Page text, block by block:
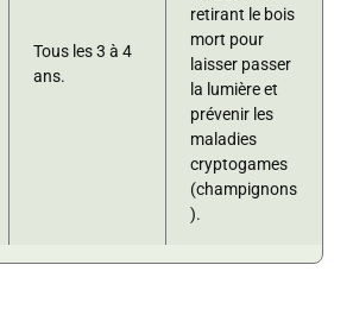
Tous les 3 à 4
ans.
retirant le bois
mort pour
laisser passer
la lumière et
prévenir les
maladies
cryptogames
(champignons
).